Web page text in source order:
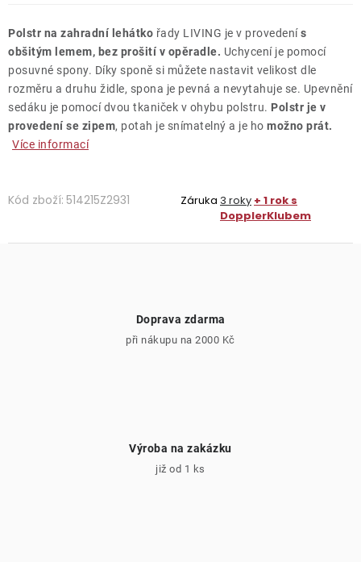
Polstr na zahradní lehátko řady LIVING je v provedenís
obšitým lemem, bez prošití v opěradle. Uchycení je pomocí
posuvné spony. Díky sponě si můžete nastavit velikost dle
rozměru a druhu židle, spona je pevná a nevytahuje se. Upevnění
sedáku je pomocí dvou tkaniček v ohybu polstru. Polstr je v
provedení se zipem, potah je snímatelný a je ho možno prát.
Více informací
Kód zboží: 514215Z2931 Záruka 3 roky + 1 rok s
DopplerKlubem
Doprava zdarma
při nákupu na 2000 Kč
Výroba na zakázku
již od 1 ks